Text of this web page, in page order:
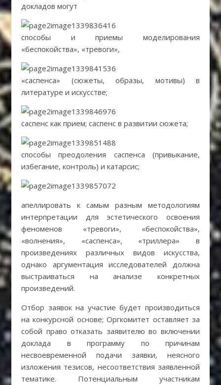
докладов могут
способы и приемы моделирования
«беспокойства», «тревоги»,
«саспенса» (сюжеты, образы, мотивы) в
литературе и искусстве;
саспенс как прием; саспенс в развитии сюжета;
способы преодоления саспенса (привыкание,
избегание, контроль) и катарсис;
апеллировать к самым разным методологиям
интерпретации для эстетического освоения
феноменов «тревоги», «беспокойства»,
«волнения», «саспенса», «триллера» в
произведениях различных видов искусства,
однако аргументация исследователей должна
выстраиваться на анализе конкретных
произведений.
Отбор заявок на участие будет производиться
на конкурсной основе; Оргкомитет оставляет за
собой право отказать заявителю во включении
доклада в программу по причинам
несвоевременной подачи заявки, неясного
изложения тезисов, несоответствия заявленной
тематике. Потенциальным участникам